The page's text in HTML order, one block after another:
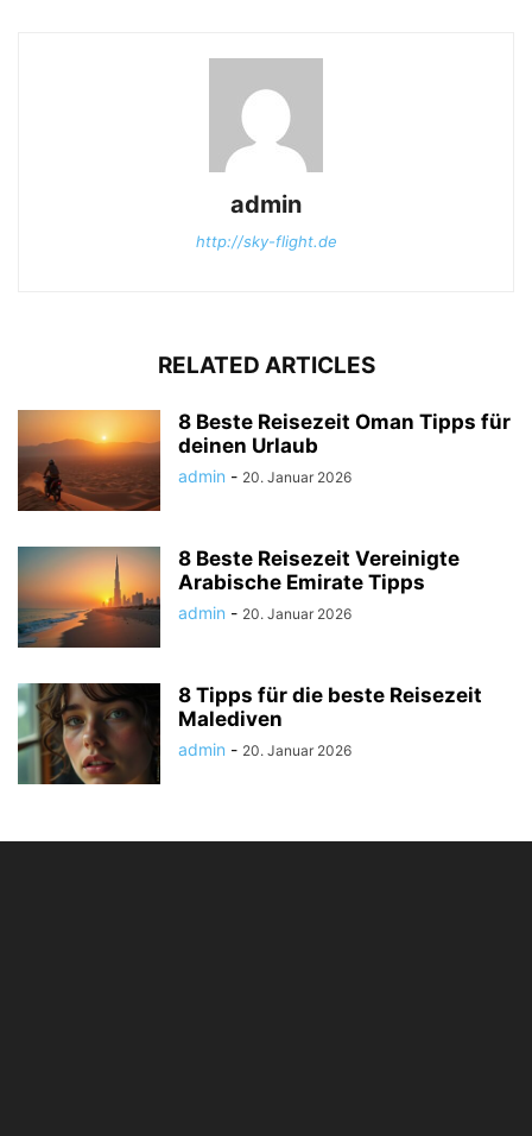
admin
http://sky-flight.de
RELATED ARTICLES
8 Beste Reisezeit Oman Tipps für
deinen Urlaub
admin - 20. Januar 2026
8 Beste Reisezeit Vereinigte
Arabische Emirate Tipps
admin - 20. Januar 2026
8 Tipps für die beste Reisezeit
Malediven
admin - 20. Januar 2026